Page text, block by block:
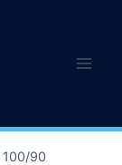
100/90